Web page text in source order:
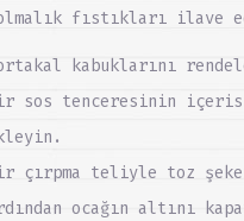
fıstıkları ilave
kabuklarını
sos tenceresinin
çırpma teliyle toz
ocağın altını